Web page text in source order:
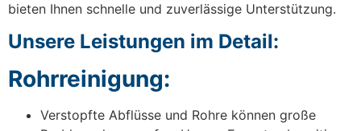
bieten Ihnen schnelle und zuverlässige Unterstützung.
Unsere Leistungen im Detail:
Rohrreinigung:
Verstopfte Abflüsse und Rohre können große